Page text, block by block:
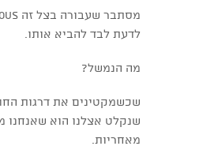
לדעת לבד להביא אותו.
מה הנמשל?
שכשמקטינים את דרגות
שנקלט אצלנו הוא שאנחנו
מאחריות.